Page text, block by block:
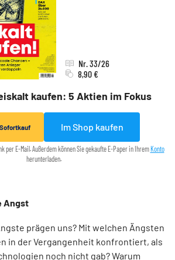
kaufen: 5 Aktien im Fokus
Nr. 33/26
8,90 €
Im Shop kaufen
per E-Mail. Außerdem können Sie gekaufte E-Paper in Ihrem Konto
herunterladen.
Angst
prägen uns? Mit welchen Ängsten
in der Vergangenheit konfrontiert, als
noch nicht gab? Warum